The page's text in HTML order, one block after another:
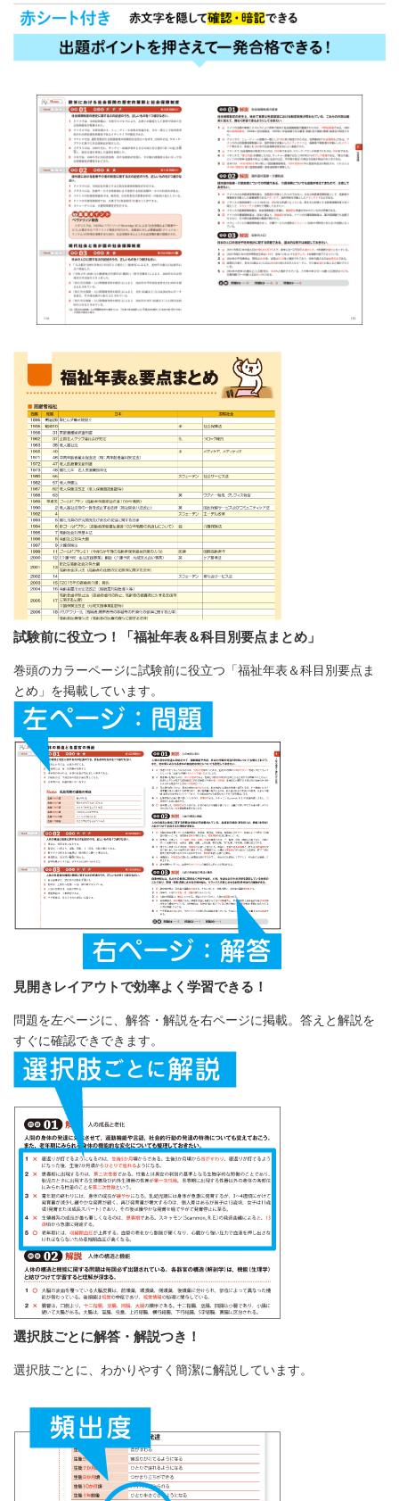
試験前に役立つ！「福祉年表＆科目別要点まとめ」
巻頭のカラーページに試験前に役立つ「福祉年表＆科目別要点ま
とめ」を掲載しています。
見開きレイアウトで効率よく学習できる！
問題を左ページに、解答・解説を右ページに掲載。答えと解説を
すぐに確認できできます。
選択肢ごとに解答・解説つき！
選択肢ごとに、わかりやすく簡潔に解説しています。